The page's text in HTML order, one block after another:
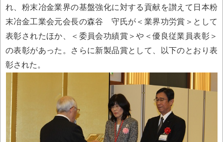
れ、粉末冶金業界の基盤強化に対する貢献を讃えて日本粉
末冶金工業会元会長の森谷 守氏が＜業界功労賞＞として
表彰されたほか、＜委員会功績賞＞や＜優良従業員表彰＞
の表彰があった。さらに新製品賞として、以下のとおり表
彰された。